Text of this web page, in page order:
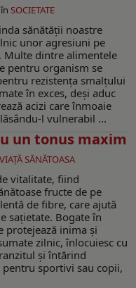
SOCIETATE
sănătății noastre
unor agresiuni pe
Multe dintre alimentele
pentru organism se
rezistența smalțului
în exces, deși aduc
acizi care înmoaie
l vulnerabil ...
un tonus maxim
VIAŢĂ SĂNĂTOASA
vitalitate, fiind
fructe de pe
de fibre, care ajută
sațietate. Bogate în
protejează inima și
zilnic, înlocuiesc cu
și întărind
pentru sportivi sau copii,